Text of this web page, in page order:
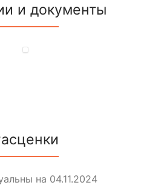
и документы
на 04.11.2024